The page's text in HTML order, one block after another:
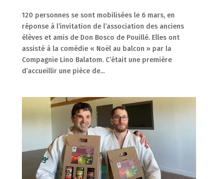
120 personnes se sont mobilisées le 6 mars, en
réponse à l’invitation de l’association des anciens
élèves et amis de Don Bosco de Pouillé. Elles ont
assisté à la comédie « Noël au balcon » par la
Compagnie Lino Balatom. C’était une première
d’accueillir une pièce de...